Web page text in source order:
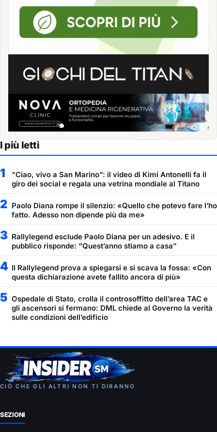
I più letti
1
“Ciao, vivo a San Marino”: il video di Kimi Antonelli fa il
giro dei social e regala una vetrina mondiale al Titano
2 Paolo Diana rompe il silenzio: «Quello che potevo fare l’ho
fatto. Adesso non dipende più da me»
3 Rallylegend esclude Paolo Diana per un adesivo. E il
pubblico risponde: “Quest’anno stiamo a casa”
4 Il Rallylegend prova a spiegarsi e si scava la fossa: «Con
questa dichiarazione avete fallito ancora di più»
5 Ospedale di Stato, crolla il controsoffitto dell’area TAC e
gli ascensori si fermano: DML chiede al Governo la verità
sulle condizioni dell’edificio
CIÒ CHE GLI ALTRI NON TI DIRANNO
SEZIONI